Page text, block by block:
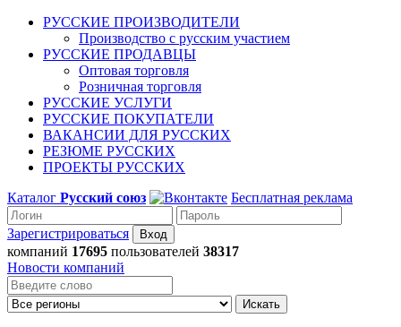
РУССКИЕ ПРОИЗВОДИТЕЛИ
Производство с русским участием
РУССКИЕ ПРОДАВЦЫ
Оптовая торговля
Розничная торговля
РУССКИЕ УСЛУГИ
РУССКИЕ ПОКУПАТЕЛИ
ВАКАНСИИ ДЛЯ РУССКИХ
РЕЗЮМЕ РУССКИХ
ПРОЕКТЫ РУССКИХ
Каталог Русский союз Бесплатная реклама
Зарегистрироваться
компаний 17695 пользователей 38317
Новости компаний
Искать